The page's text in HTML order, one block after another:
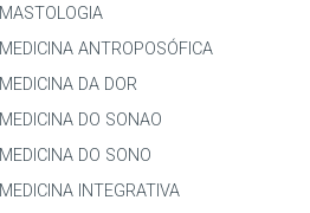
MASTOLOGIA
MEDICINA ANTROPOSÓFICA
MEDICINA DA DOR
MEDICINA DO SONAO
MEDICINA DO SONO
MEDICINA INTEGRATIVA